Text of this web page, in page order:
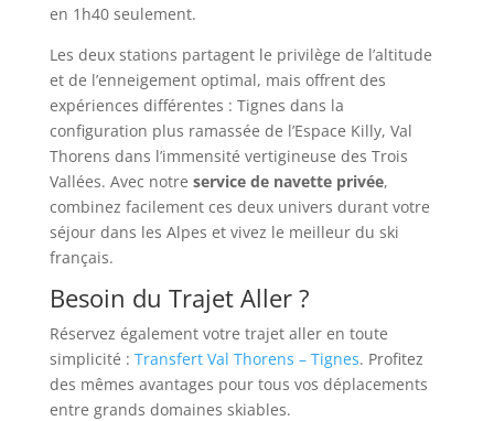
en 1h40 seulement.
Les deux stations partagent le privilège de l’altitude
et de l’enneigement optimal, mais offrent des
expériences différentes : Tignes dans la
configuration plus ramassée de l’Espace Killy, Val
Thorens dans l’immensité vertigineuse des Trois
Vallées. Avec notre service de navette privée,
combinez facilement ces deux univers durant votre
séjour dans les Alpes et vivez le meilleur du ski
français.
Besoin du Trajet Aller ?
Réservez également votre trajet aller en toute
simplicité : Transfert Val Thorens – Tignes. Profitez
des mêmes avantages pour tous vos déplacements
entre grands domaines skiables.